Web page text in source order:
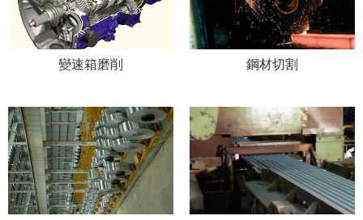
變速箱磨削 鋼材切割